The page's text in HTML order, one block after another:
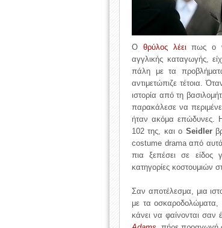
Ο θρύλος λέειπως ο
αγγλικής καταγωγής,
πάλη με τα
αντιμετώπιζε τέτοια.
ιστορία από τη
παρακάλεσε να
ήταν ακόμα επώδυνες.
102 της, και ο Seidler
costume drama από αυτά
πια ξεπέσει σε είδος
κατηγορίες κοστουμιών
Σαν αποτέλεσμα, μια
με τα οσκαροδολώματα,
κάνει να φαίνονται σαν